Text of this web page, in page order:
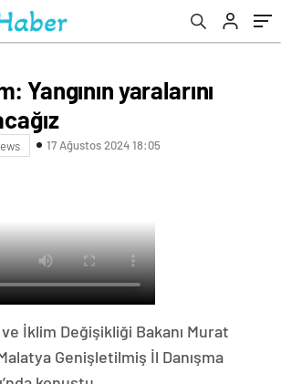
Yangının yaralarını
17 Ağustos 2024 18:05
İklim Değişikliği Bakanı Murat
Genişletilmiş İl Danışma